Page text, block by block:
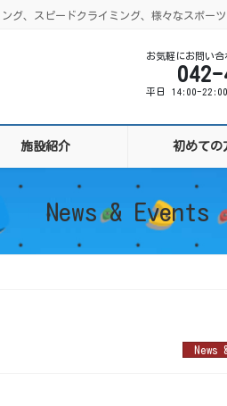
グ、スピードクライミング、様々なスポーツ
お気軽にお問い合
042-
平日 14:00-
施設紹介 初めての
News & Events
News